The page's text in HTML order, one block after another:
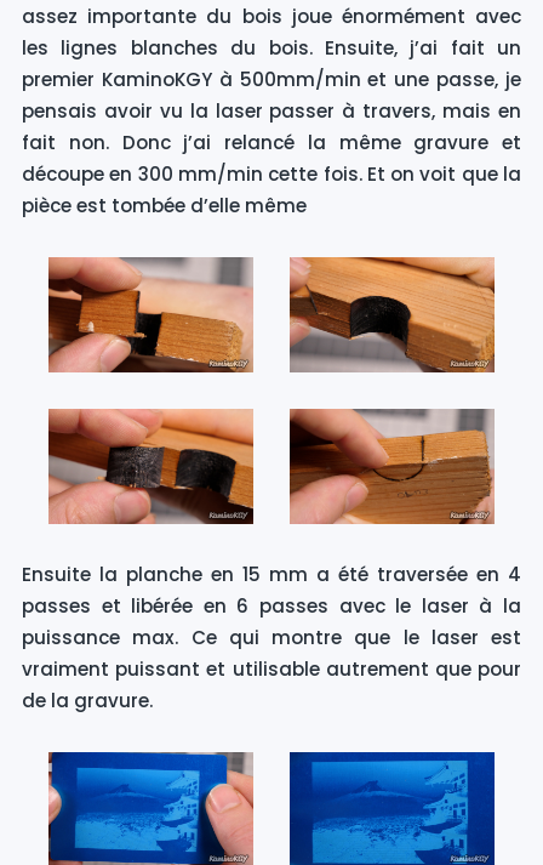
assez importante du bois joue énormément avec
les lignes blanches du bois. Ensuite, j’ai fait un
premier KaminoKGY à 500mm/min et une passe, je
pensais avoir vu la laser passer à travers, mais en
fait non. Donc j’ai relancé la même gravure et
découpe en 300 mm/min cette fois. Et on voit que la
pièce est tombée d’elle même
Ensuite la planche en 15 mm a été traversée en 4
passes et libérée en 6 passes avec le laser à la
puissance max. Ce qui montre que le laser est
vraiment puissant et utilisable autrement que pour
de la gravure.